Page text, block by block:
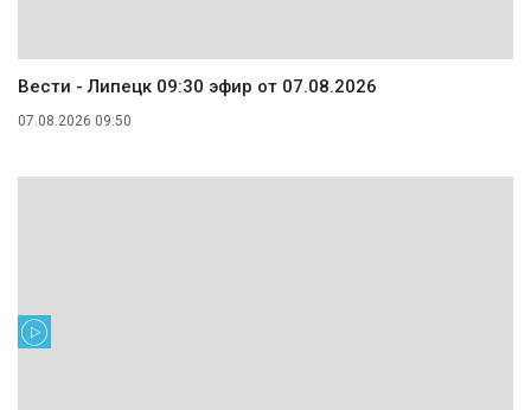
Вести - Липецк 09:30 эфир от 07.08.2026
07.08.2026 09:50